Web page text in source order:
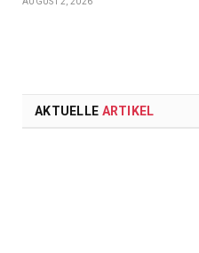
AKTUELLE ARTIKEL